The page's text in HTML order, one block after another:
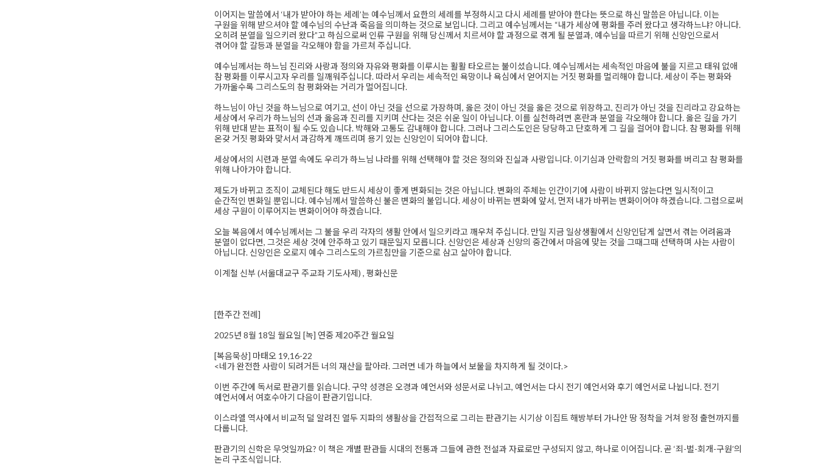
이어지는 말씀에서 ‘내가 받아야 하는 세례’는 예수님께서 요한의 세례를 부정하시고 다시 세례를 받아야 한다는 뜻으로 하신 말씀은 아닙니다. 이는
구원을 위해 받으셔야 할 예수님의 수난과 죽음을 의미하는 것으로 보입니다. 그리고 예수님께서는 “내가 세상에 평화를 주러 왔다고 생각하느냐? 아니다.
오히려 분열을 일으키러 왔다”고 하심으로써 인류 구원을 위해 당신께서 치르셔야 할 과정으로 겪게 될 분열과, 예수님을 따르기 위해 신앙인으로서
겪어야 할 갈등과 분열을 각오해야 함을 가르쳐 주십니다.
예수님께서는 하느님 진리와 사랑과 정의와 자유와 평화를 이루시는 활활 타오르는 불이셨습니다. 예수님께서는 세속적인 마음에 불을 지르고 태워 없애
참 평화를 이루시고자 우리를 일깨워주십니다. 따라서 우리는 세속적인 욕망이나 욕심에서 얻어지는 거짓 평화를 멀리해야 합니다. 세상이 주는 평화와
가까울수록 그리스도의 참 평화와는 거리가 멀어집니다.
하느님이 아닌 것을 하느님으로 여기고, 선이 아닌 것을 선으로 가장하며, 옳은 것이 아닌 것을 옳은 것으로 위장하고, 진리가 아닌 것을 진리라고 강요하는
세상에서 우리가 하느님의 선과 옳음과 진리를 지키며 산다는 것은 쉬운 일이 아닙니다. 이를 실천하려면 혼란과 분열을 각오해야 합니다. 옳은 길을 가기
위해 반대 받는 표적이 될 수도 있습니다. 박해와 고통도 감내해야 합니다. 그러나 그리스도인은 당당하고 단호하게 그 길을 걸어야 합니다. 참 평화를 위해
온갖 거짓 평화와 맞서서 과감하게 깨뜨리며 용기 있는 신앙인이 되어야 합니다.
세상에서의 시련과 분열 속에도 우리가 하느님 나라를 위해 선택해야 할 것은 정의와 진실과 사랑입니다. 이기심과 안락함의 거짓 평화를 버리고 참 평화를
위해 나아가야 합니다.
제도가 바뀌고 조직이 교체된다 해도 반드시 세상이 좋게 변화되는 것은 아닙니다. 변화의 주체는 인간이기에 사람이 바뀌지 않는다면 일시적이고
순간적인 변화일 뿐입니다. 예수님께서 말씀하신 불은 변화의 불입니다. 세상이 바뀌는 변화에 앞서, 먼저 내가 바뀌는 변화이어야 하겠습니다. 그럼으로써
세상 구원이 이루어지는 변화이어야 하겠습니다.
오늘 복음에서 예수님께서는 그 불을 우리 각자의 생활 안에서 일으키라고 깨우쳐 주십니다. 만일 지금 일상생활에서 신앙인답게 살면서 겪는 어려움과
분열이 없다면, 그것은 세상 것에 안주하고 있기 때문일지 모릅니다. 신앙인은 세상과 신앙의 중간에서 마음에 맞는 것을 그때그때 선택하며 사는 사람이
아닙니다. 신앙인은 오로지 예수 그리스도의 가르침만을 기준으로 삼고 살아야 합니다.
이계철 신부 (서울대교구 주교좌 기도사제) , 평화신문
[한주간 전례]
2025년 8월 18일 월요일 [녹] 연중 제20주간 월요일
[복음묵상] 마태오 19,16-22
<네가 완전한 사람이 되려거든 너의 재산을 팔아라. 그러면 네가 하늘에서 보물을 차지하게 될 것이다.>
이번 주간에 독서로 판관기를 읽습니다. 구약 성경은 오경과 예언서와 성문서로 나뉘고, 예언서는 다시 전기 예언서와 후기 예언서로 나뉩니다. 전기
예언서에서 여호수아기 다음이 판관기입니다.
이스라엘 역사에서 비교적 덜 알려진 열두 지파의 생활상을 간접적으로 그리는 판관기는 시기상 이집트 해방부터 가나안 땅 정착을 거쳐 왕정 출현까지를
다룹니다.
판관기의 신학은 무엇일까요? 이 책은 개별 판관들 시대의 전통과 그들에 관한 전설과 자료로만 구성되지 않고, 하나로 이어집니다. 곧 ‘죄-벌-회개-구원’의
논리 구조식입니다.